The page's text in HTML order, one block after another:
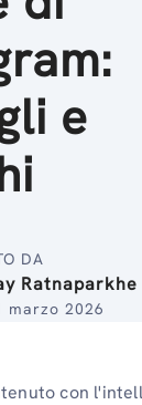
e
DA
Ratnaparkhe
marzo 2026
con